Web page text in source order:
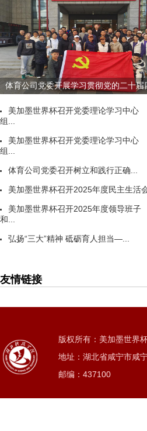
体育公司党委开展学习贯彻党的二十届
美加墨世界杯召开党委理论学习中心
组...
美加墨世界杯召开党委理论学习中心
组...
体育公司党委召开树立和践行正确...
美加墨世界杯召开2025年度民主生活
美加墨世界杯召开2025年度领导班子
和...
弘扬“三大”精神 砥砺育人担当—...
友情链接
版权所有：美加墨世界
地址：湖北省咸宁市咸
邮编：437100